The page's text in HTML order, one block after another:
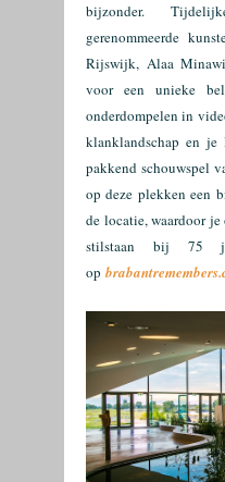
bijzonder.
gerenommeerde
Rijswijk, Alaa
voor een unieke
onderdompelen in
klanklandschap en je
pakkend schouwspel
op deze plekken een
de locatie, waardoor je
stilstaan bij 75
op